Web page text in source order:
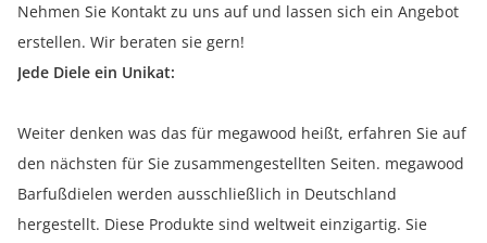
Nehmen Sie Kontakt zu uns auf und lassen sich ein Angebot
erstellen. Wir beraten sie gern!
Jede Diele ein Unikat:
Weiter denken was das für megawood heißt, erfahren Sie auf
den nächsten für Sie zusammengestellten Seiten. megawood
Barfußdielen werden ausschließlich in Deutschland
hergestellt. Diese Produkte sind weltweit einzigartig. Sie